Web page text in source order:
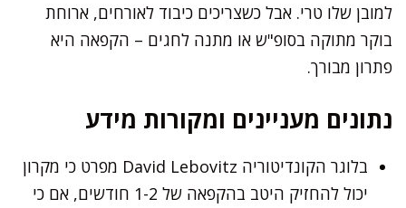
למובן שלו טרי. אבל כשצריכים כיבוד לאורחים, ארוחת
בוקר מתוקה בסופ"ש או מתנה לחגים – הקפאה היא
פתרון מבורך.
נתונים מעניינים ומקורות מידע
בלוגר הקונדיטוריה David Lebovitz מפרט כי מקרון
יכול להחזיק היטב בהקפאה של 1-2 חודשים, אם כי